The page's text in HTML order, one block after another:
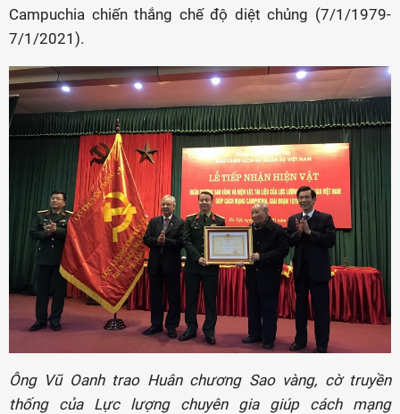
Campuchia chiến thắng chế độ diệt chủng (7/1/1979-
7/1/2021).
Ông Vũ Oanh trao Huân chương Sao vàng, cờ truyền
thống của Lực lượng chuyên gia giúp cách mạng